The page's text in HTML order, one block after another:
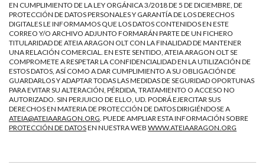
EN CUMPLIMIENTO DE LA LEY ORGÁNICA 3/2018 DE 5 DE DICIEMBRE, DE
PROTECCIÓN DE DATOS PERSONALES Y GARANTÍA DE LOS DERECHOS
DIGITALES LE INFORMAMOS QUE LOS DATOS CONTENIDOS EN ESTE
CORREO Y/O ARCHIVO ADJUNTO FORMARÁN PARTE DE UN FICHERO
TITULARIDAD DE ATEIA ARAGON OLT CON LA FINALIDAD DE MANTENER
UNA RELACIÓN COMERCIAL. EN ESTE SENTIDO, ATEIA ARAGON OLT SE
COMPROMETE A RESPETAR LA CONFIDENCIALIDAD EN LA UTILIZACIÓN DE
ESTOS DATOS, ASÍ COMO A DAR CUMPLIMIENTO A SU OBLIGACIÓN DE
GUARDARLOS Y ADAPTAR TODAS LAS MEDIDAS DE SEGURIDAD OPORTUNAS
PARA EVITAR SU ALTERACIÓN, PÉRDIDA, TRATAMIENTO O ACCESO NO
AUTORIZADO. SIN PERJUICIO DE ELLO, UD. PODRÁ EJERCITAR SUS
DERECHOS EN MATERIA DE PROTECCIÓN DE DATOS DIRIGIÉNDOSE A
ATEIA@ATEIAARAGON.ORG. PUEDE AMPLIAR ESTA INFORMACIÓN SOBRE
PROTECCIÓN DE DATOSEN NUESTRA WEB WWW.ATEIAARAGON.ORG